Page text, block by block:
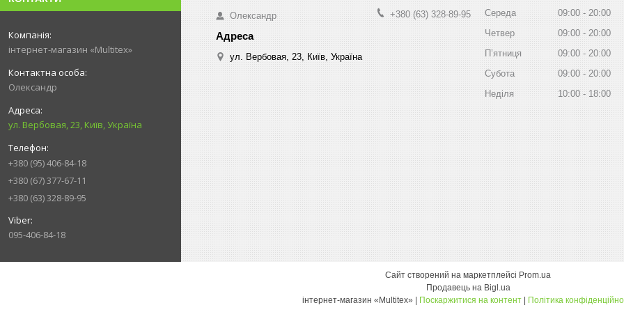
інтернет-магазин «Multitex»
Олександр
ул. Вербовая, 23, Київ, Україна
+380 (95) 406-84-18
+380 (67) 377-67-11
+380 (63) 328-89-95
095-406-84-18
Олександр
ул. Вербовая, 23, Київ, Україна
+380 (63) 328-89-95 Середа 09:00
20:00
Четвер
09:00
20:00
Пʼятниця
09:00
20:00
Субота
09:00
20:00
Неділя
10:00 18:00
Сайт створений на маркетплейсі Prom.ua
Продавець на Bigl.ua
Поскаржитися на контент Політика